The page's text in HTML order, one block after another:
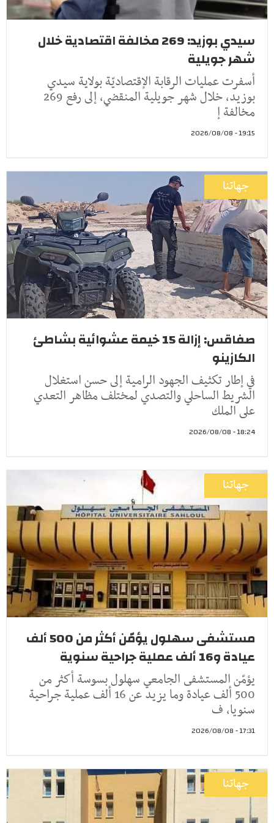
سيدي بوزيد: 269 مخالفة اقتصادية خلال
شهر جويلية
أسفرت عمليات الرقابة الإقتصاديّة بولاية سيدي
بوزيد، خلال شهر جويلية المنقضي، إلى رفع 269
مخالفة إ
19:15 - 2026/08/08
جهاتنا
صفاقس: إزالة 15 خيمة عشوائية بشاطئ
الكازينو
في إطار تكثيف الجهود الرامية إلى حسن استغلال
الشريط الساحلي والتصدي لمختلف مظاهر التعدي
على الملك
18:24 - 2026/08/08
جهاتنا
مستشفى سهلول يؤمّن أكثر من 500 ألف
عيادة و16 ألف عملية جراحية سنوية
يؤمّن المستشفى الجامعي سهلول بسوسة أكثر من
500 ألف عيادة وما يزيد عن 16 ألف عملية جراحية
سنويا، ف
17:31 - 2026/08/08
جهاتنا